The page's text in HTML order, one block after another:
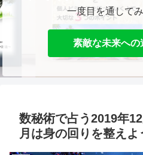
一度目を通して
素敵な未来への
数秘術で占う2019年
月は身の回りを整えよ